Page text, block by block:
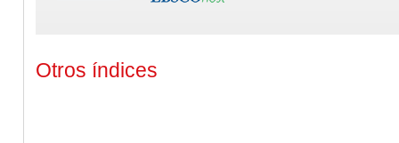
Otros índices